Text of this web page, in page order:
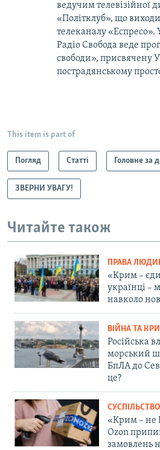
ведучим телевізійної
«Політклуб», що
телеканалу «Еспресо».
Радіо Свобода веде
свободи», присвячену
пострадянському
This item is part of
Погляд Статті Головне за
ЗВЕРНИ УВАГУ!
Читайте також
ПРАВА
«Крим –
українці –
навколо
ВІЙНА ТА
Російська
морський
БпЛА до
це?
СУСПІЛЬСТВО
«Крим – не
Ozon
замовлень